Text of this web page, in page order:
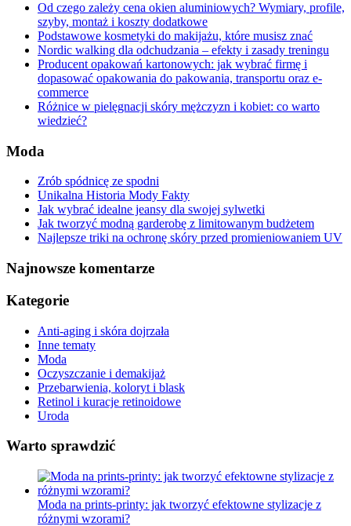
Od czego zależy cena okien aluminiowych? Wymiary, profile,
szyby, montaż i koszty dodatkowe
Podstawowe kosmetyki do makijażu, które musisz znać
Nordic walking dla odchudzania – efekty i zasady treningu
Producent opakowań kartonowych: jak wybrać firmę i
dopasować opakowania do pakowania, transportu oraz e-
commerce
Różnice w pielęgnacji skóry mężczyzn i kobiet: co warto
wiedzieć?
Moda
Zrób spódnicę ze spodni
Unikalna Historia Mody Fakty
Jak wybrać idealne jeansy dla swojej sylwetki
Jak tworzyć modną garderobę z limitowanym budżetem
Najlepsze triki na ochronę skóry przed promieniowaniem UV
Najnowsze komentarze
Kategorie
Anti-aging i skóra dojrzała
Inne tematy
Moda
Oczyszczanie i demakijaż
Przebarwienia, koloryt i blask
Retinol i kuracje retinoidowe
Uroda
Warto sprawdzić
Moda na prints-printy: jak tworzyć efektowne stylizacje z
różnymi wzorami?